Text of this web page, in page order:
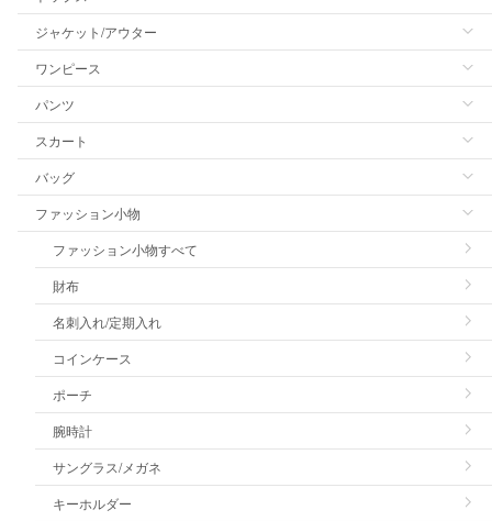
ジャケット/アウター
ワンピース
パンツ
スカート
バッグ
ファッション小物
ファッション小物すべて
財布
名刺入れ/定期入れ
コインケース
ポーチ
腕時計
サングラス/メガネ
キーホルダー